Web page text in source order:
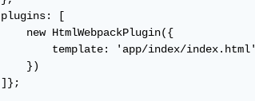
plugins: [
    new HtmlWebpackPlugin({
        template: 'app/index/index.html'
    })
]};